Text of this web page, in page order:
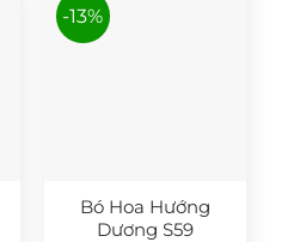
-13%
Bó Hoa Hướng
Dương S59